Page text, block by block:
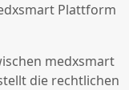
Plattform
medxsmart
die rechtlichen